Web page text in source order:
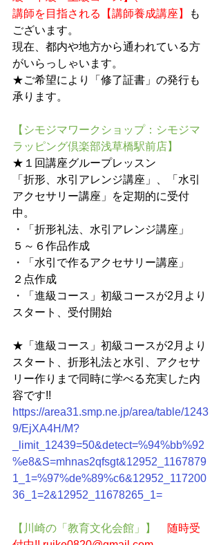
講師を目指される【講師養成講座】
も
ございます。
現在、都内や地方から通われている方
がいらっしゃいます。
★ご希望により「修了証書」の発行も
承ります。
【シモジマワークショップ：シモジマ
ラッピング倶楽部浅草橋駅前店】
★１回講座グループレッスン
「折形、水引アレンジ講座」、「水引
アクセサリー講座」を定期的に受付
中。
・「折形礼法、水引アレンジ講座」
５～６作品作成
・「水引で作るアクセサリー講座」
２点作成
・「進級コース」初級コースが2月より
スタート、受付開始
★「進級コース」初級コースが2月より
スタート、折形礼法と水引、アクセサ
リー作りまで同時に学べる充実した内
容です!!
https://area31.smp.ne.jp/area/table/1243
9/EjXA4H/M?
_limit_12439=50&detect=%94%bb%92
%e8&S=mhnas2qfsgt&12952_1167879
1_1=%97%de%89%c6&12952_117200
36_1=2&12952_11678265_1=
【川崎の「教育文化会館」】
随時受